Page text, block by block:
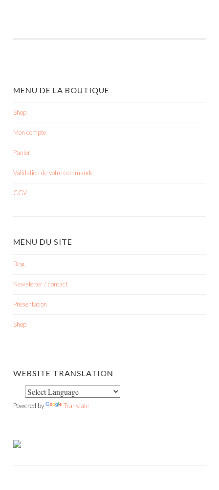
MENU DE LA BOUTIQUE
Shop
Mon compte
Panier
Validation de votre commande
CGV
MENU DU SITE
Blog
Newsletter / contact
Présentation
Shop
WEBSITE TRANSLATION
Powered by Translate